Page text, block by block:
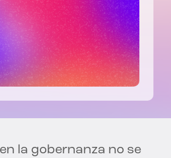
la gobernanza no se